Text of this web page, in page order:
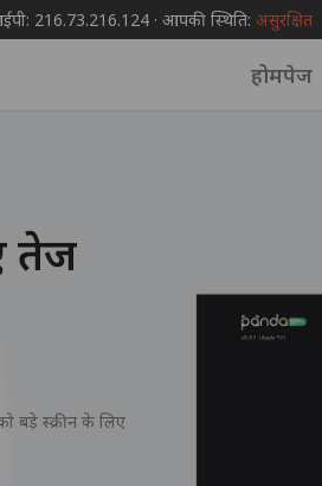
216.73.216.124 · आपकी स्थिति: असुरक्षित
होमपेज
तेज
बड़े स्क्रीन के लिए